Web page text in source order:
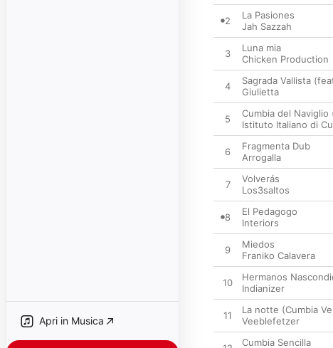
Apri in Musica
2
La Pasiones
Jah Sazzah
3
Luna mia
Chicken Production
4
Sagrada Vallista
Giulietta
5
Cumbia del Naviglio
Istituto Italiano di
6
Fragmenta Dub
Arrogalla
7
Volverás
Los3saltos
8
El Pedagogo
Interiors
9
Miedos
Franiko Calavera
10
Hermanos
Indianizer
11
La notte (Cumbia
Veeblefetzer
Cumbia Sencilla